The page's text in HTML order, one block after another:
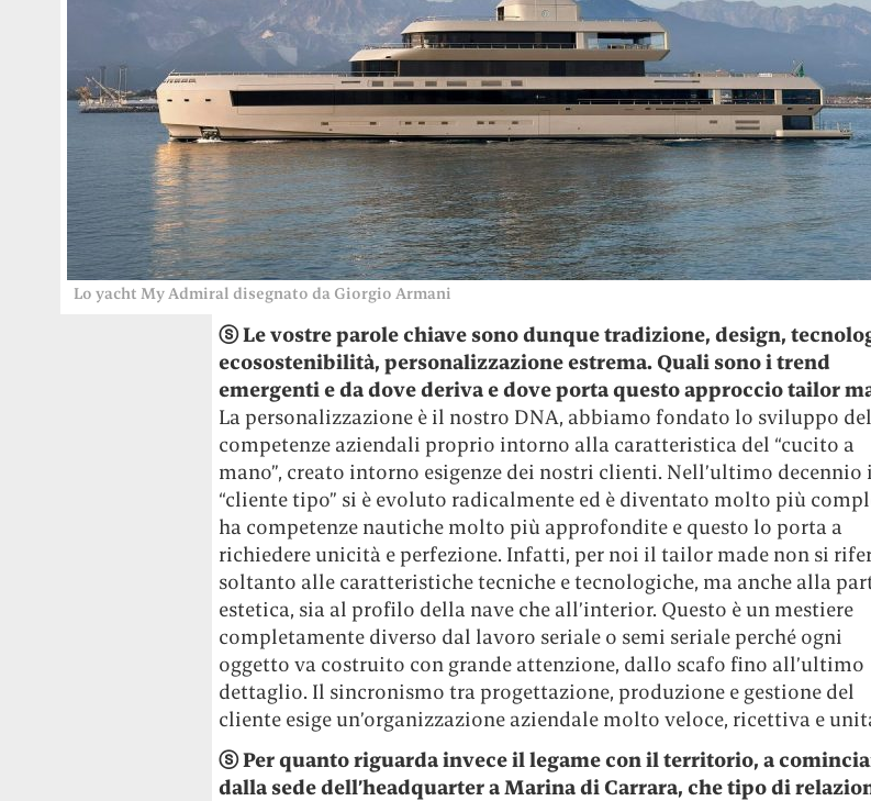
Lo yacht My Admiral disegnato da Giorgio Armani
ⓢ Le vostre parole chiave sono dunque tradizione, design,
ecosostenibilità, personalizzazione estrema. Quali sono i trend
emergenti e da dove deriva e dove porta questo approccio tailor
La personalizzazione è il nostro DNA, abbiamo fondato lo sviluppo
competenze aziendali proprio intorno alla caratteristica del “cucito a
mano”, creato intorno esigenze dei nostri clienti. Nell’ultimo decennio
“cliente tipo” si è evoluto radicalmente ed è diventato molto più
ha competenze nautiche molto più approfondite e questo lo porta a
richiedere unicità e perfezione. Infatti, per noi il tailor made non si
soltanto alle caratteristiche tecniche e tecnologiche, ma anche alla
estetica, sia al profilo della nave che all’interior. Questo è un mestiere
completamente diverso dal lavoro seriale o semi seriale perché ogni
oggetto va costruito con grande attenzione, dallo scafo fino all’ultimo
dettaglio. Il sincronismo tra progettazione, produzione e gestione del
cliente esige un’organizzazione aziendale molto veloce, ricettiva e
ⓢ Per quanto riguarda invece il legame con il territorio, a
dalla sede dell’headquarter a Marina di Carrara, che tipo di